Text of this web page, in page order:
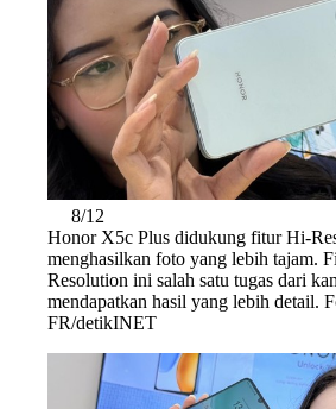
8/12
Honor X5c Plus didukung fitur Hi-
menghasilkan foto yang lebih tajam.
Resolution ini salah satu tugas dari
mendapatkan hasil yang lebih detail.
FR/detikINET